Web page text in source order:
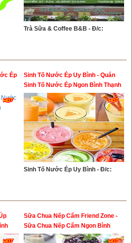
Trà Sữa & Coffee B&B - Đ/c:
Ép
Sinh Tố Nước Ép Uy Bình - Quán
Sinh Tố Nước Ép Ngon Bình Thạnh
Sinh Tố Nước Ép Uy Bình - Đ/c:
Sữa Chua Nếp Cẩm Friend Zone -
Sữa Chua Nếp Cẩm Ngon Bình
Thạnh